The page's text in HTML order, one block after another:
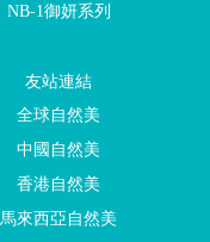
NB-1御妍系列
友站連結
全球自然美
中國自然美
香港自然美
馬來西亞自然美